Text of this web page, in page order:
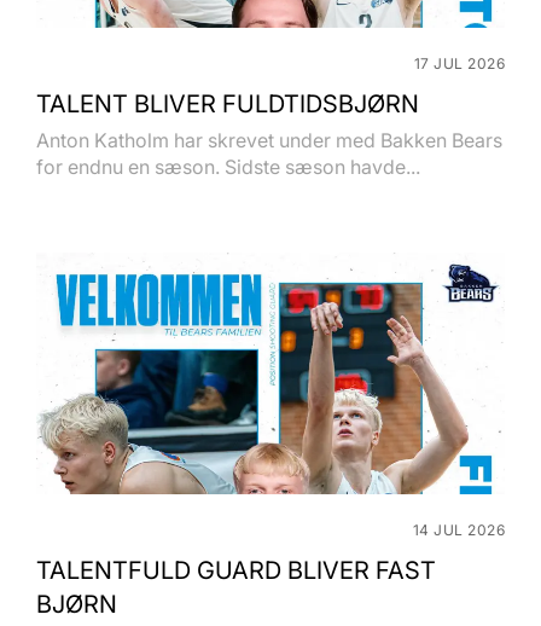
17 JUL 2026
TALENT BLIVER FULDTIDSBJØRN
Anton Katholm har skrevet under med Bakken Bears
for endnu en sæson. Sidste sæson havde...
14 JUL 2026
TALENTFULD GUARD BLIVER FAST
BJØRN